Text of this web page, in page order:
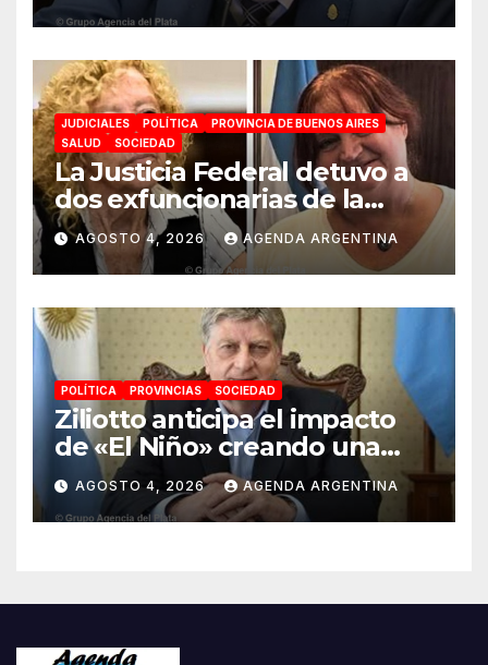
JUDICIALES POLÍTICA
PROVINCIA DE BUENOS AIRES
SALUD
SOCIEDAD
La Justicia Federal detuvo a
dos exfuncionarias de la
ANMAT y el INAME por la
causa del fentanilo
contaminado
AGOSTO 4, 2026 AGENDA ARGENTINA
POLÍTICA PROVINCIAS SOCIEDAD
Ziliotto anticipa el impacto
de «El Niño» creando una
«Unidad de Gestión» para
proteger el territorio
pampeano
AGOSTO 4, 2026 AGENDA ARGENTINA